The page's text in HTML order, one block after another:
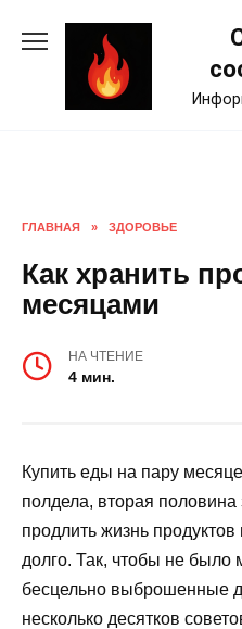
ГЛАВНАЯ » ЗДОРОВЬЕ
Как хранить
месяцами
НА ЧТЕНИЕ
4 мин.
Купить еды на пару
полдела, вторая
продлить жизнь
долго. Так, чтобы не было
бесцельно выброшенные
несколько десятков